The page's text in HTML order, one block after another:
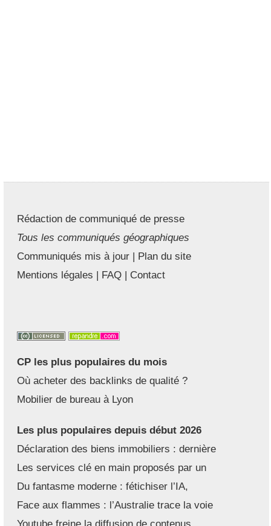
Rédaction de communiqué de presse
Tous les communiqués géographiques
Communiqués mis à jour | Plan du site
Mentions légales | FAQ | Contact
CP les plus populaires du mois
Où acheter des backlinks de qualité ?
Mobilier de bureau à Lyon
Les plus populaires depuis début 2026
Déclaration des biens immobiliers : dernière
Les services clé en main proposés par un
Du fantasme moderne : fétichiser l’IA,
Face aux flammes : l’Australie trace la voie
Youtube freine la diffusion de contenus